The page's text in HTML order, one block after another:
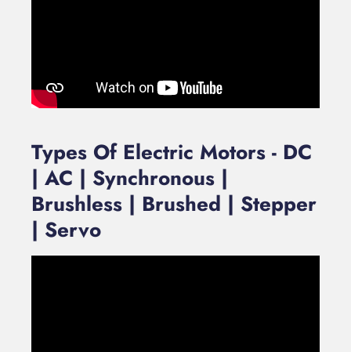
Types Of Electric Motors - DC
| AC | Synchronous |
Brushless | Brushed | Stepper
| Servo